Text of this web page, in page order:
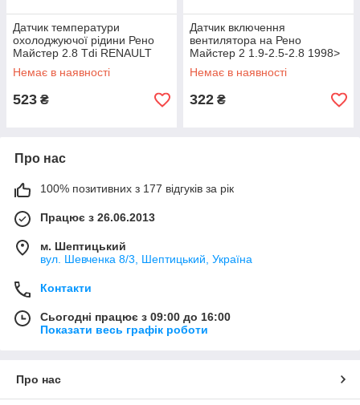
Датчик температури
охолоджуючої рідини Рено
Майстер 2.8 Tdi RENAULT
(Оригінал) 226306024R
Немає в наявності
523 ₴
Датчик включення
вентилятора на Рено
Майстер 2 1.9-2.5-2.8 1998>
FEBI (Німеччина) 09746
Немає в наявності
322 ₴
Про нас
100% позитивних з 177 відгуків за рік
Працює з 26.06.2013
м. Шептицький
вул. Шевченка 8/3, Шептицький, Україна
Контакти
Сьогодні працює з 09:00 до 16:00
Показати весь графік роботи
Про нас